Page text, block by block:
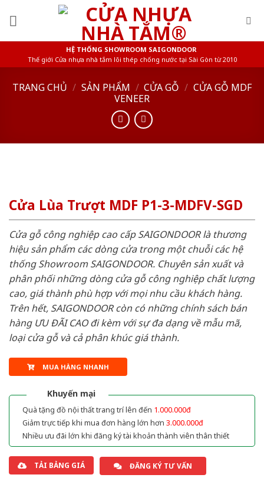
HỆ THỐNG SHOWROOM SAIGONDOOR
Thế giới Cửa nhựa nhà tắm lõi thép chống nước tại Sài Gòn từ 2010
TRANG CHỦ / SẢN PHẨM / CỬA GỖ / CỬA GỖ MDF
VENEER
Cửa Lùa Trượt MDF P1-3-MDFV-SGD
Cửa gỗ công nghiệp cao cấp SAIGONDOOR là thương
hiệu sản phẩm các dòng cửa trong một chuỗi các hệ
thống Showroom SAIGONDOOR. Chuyên sản xuất và
phân phối những dòng cửa gỗ công nghiệp chất lượng
cao, giá thành phù hợp với mọi nhu cầu khách hàng.
Trên hết, SAIGONDOOR còn có những chính sách bán
hàng ƯU ĐÃI CAO đi kèm với sự đa dạng về mẫu mã,
loại cửa gỗ và cả phân khúc giá thành.
MUA HÀNG NHANH
Khuyến mại
Quà tặng đồ nội thất trang trí lên đến 1.000.000đ
Giảm trực tiếp khi mua đơn hàng lớn hơn 3.000.000đ
Nhiều ưu đãi lớn khi đăng ký tài khoản thành viên thân thiết
TẢI BẢNG GIÁ ĐĂNG KÝ TƯ VẤN